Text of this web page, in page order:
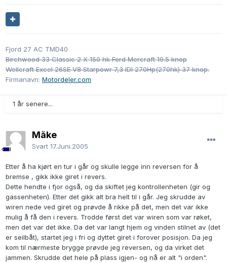
Fjord 27 AC TMD40
Birchwood 33 Classic 2 X 150 hk Ford Mercraft 19.5 knop
Wellcraft Excel 26SE V8 Starpowr 7,3 IDI 270Hp(270hk) 37 knop.
Firmanavn: Motordeler.com
1 år senere...
Måke
Svart 17.Juni.2005
Etter å ha kjørt en tur i går og skulle legge inn reversen for å
bremse , gikk ikke giret i revers.
Dette hendte i fjor også, og da skiftet jeg kontrollenheten (gir og
gassenheten). Etter det gikk alt bra helt til i går. Jeg skrudde av
wiren nede ved giret og prøvde å rikke på det, men det var ikke
mulig å få den i revers. Trodde først det var wiren som var røket,
men det var det ikke. Da det var langt hjem og vinden stilnet av (det
er seilbåt), startet jeg i fri og dyttet giret i forover posisjon. Da jeg
kom til nærmeste brygge prøvde jeg reversen, og da virket det
jammen. Skrudde det hele på plass igjen- og nå er alt "i orden".